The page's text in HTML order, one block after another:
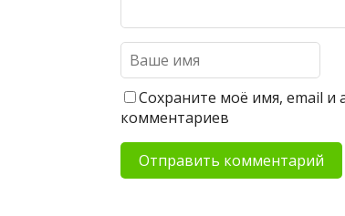
Сохраните моё имя, email и
комментариев